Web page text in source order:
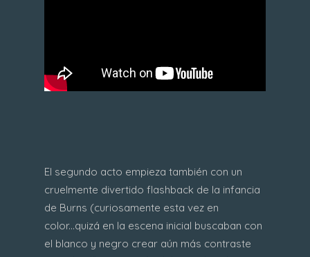
El segundo acto empieza también con un
cruelmente divertido flashback de la infancia
de Burns (curiosamente esta vez en
color...quizá en la escena inicial buscaban con
el blanco y negro crear aún más contraste